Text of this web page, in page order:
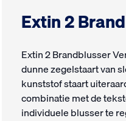
Extin 2
Extin 2 Brandblusser
dunne zegelstaart van
kunststof staart
combinatie met de
individuele blusser te